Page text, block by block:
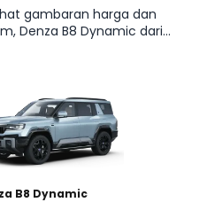
gambaran harga dan
Denza B8 Dynamic dari
SUV. Kami
biasanya dicari sebelum
terbaru hingga arahan ke
kamu bisa menentukan
buka banyak sumber.
B8 Dynamic